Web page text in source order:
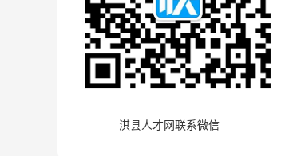
淇县人才网联系微信